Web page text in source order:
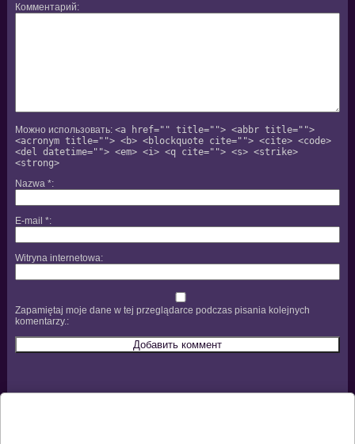
Комментарий
Можно использовать: <a href="" title=""> <abbr title="">
<acronym title=""> <b> <blockquote cite=""> <cite> <code>
<del datetime=""> <em> <i> <q cite=""> <s> <strike>
<strong>
Nazwa *
E-mail *
Witryna internetowa
Zapamiętaj moje dane w tej przeglądarce podczas pisania kolejnych
komentarzy.